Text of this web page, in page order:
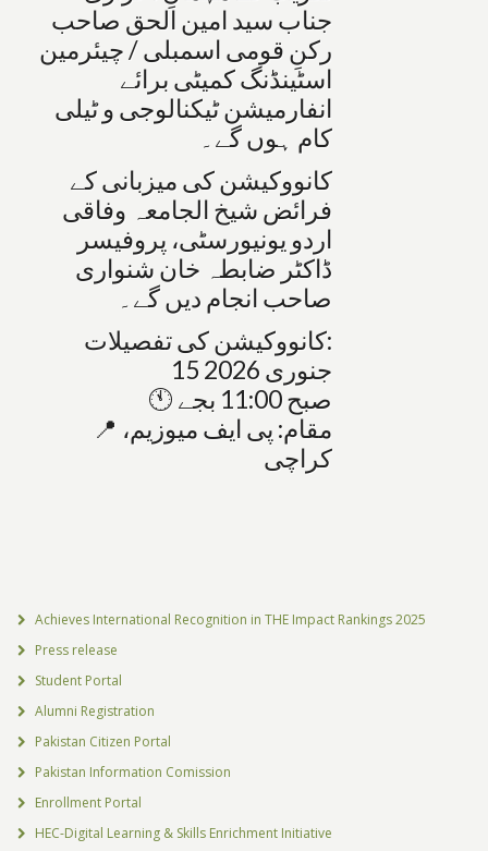
جناب سید امین الحق صاحب
رکنِ قومی اسمبلی / چیئرمین
اسٹینڈنگ کمیٹی برائے
انفارمیشن ٹیکنالوجی و ٹیلی
کام ہوں گے۔
کانووکیشن کی میزبانی کے
فرائض شیخ الجامعہ وفاقی
اردو یونیورسٹی، پروفیسر
ڈاکٹر ضابطہ خان شنواری
صاحب انجام دیں گے۔
کانووکیشن کی تفصیلات:
15 جنوری 2026
🕚 صبح 11:00 بجے
📍 مقام: پی ایف میوزیم،
کراچی
Achieves International Recognition in THE Impact Rankings 2025
Press release
Student Portal
Alumni Registration
Pakistan Citizen Portal
Pakistan Information Comission
Enrollment Portal
HEC-Digital Learning & Skills Enrichment Initiative